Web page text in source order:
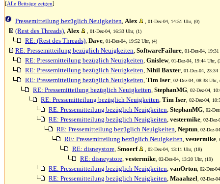
[Alle Beiträge zeigen]
Pressemitteilung bezüglich Neuigkeiten, Alex , 01-Dez-04, 14:51 Uhr, (0)
(Rest des Threads), Alex , 01-Dez-04, 16:33 Uhr, (1)
RE: (Rest des Threads), Dave , 01-Dez-04, 19:52 Uhr, (4)
RE: Pressemitteilung bezüglich Neuigkeiten, SoftwareFailure , 01-Dez-04,
RE: Pressemitteilung bezüglich Neuigkeiten, Gnislew, 01-Dez-04, 19:44 Uhr,
RE: Pressemitteilung bezüglich Neuigkeiten, Nihil Baxter , 01-Dez-04,
RE: Pressemitteilung bezüglich Neuigkeiten, Tim Iser , 02-Dez-04, 08:38 Uhr,
RE: Pressemitteilung bezüglich Neuigkeiten, StephanMG , 02-Dez-04,
RE: Pressemitteilung bezüglich Neuigkeiten, Tim Iser , 02-Dez-04,
RE: Pressemitteilung bezüglich Neuigkeiten, StephanMG , 02-
RE: Pressemitteilung bezüglich Neuigkeiten, vestermike , 02-
RE: Pressemitteilung bezüglich Neuigkeiten, Neptun , 02-Dez-
RE: Pressemitteilung bezüglich Neuigkeiten, vestermike
RE: disneystore, Smoerf , 02-Dez-04, 13:11 Uhr, (18)
RE: disneystore, vestermike , 02-Dez-04, 13:20 Uhr, (19)
RE: Pressemitteilung bezüglich Neuigkeiten, vanOrton , 02-Dez-
RE: Pressemitteilung bezüglich Neuigkeiten, Maaahzel , 02-Dez-